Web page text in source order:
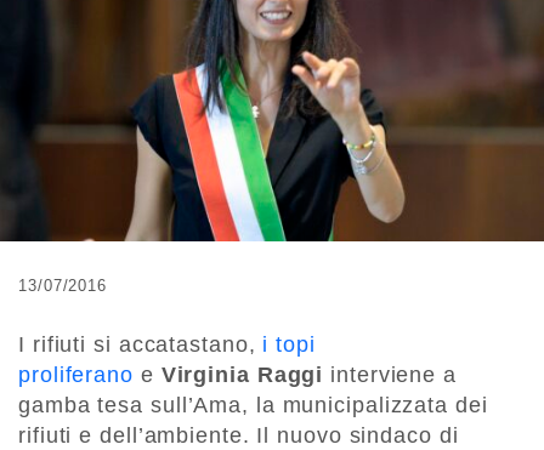
13/07/2016
I rifiuti si accatastano, i topi
proliferano e Virginia Raggi interviene a
gamba tesa sull’Ama, la municipalizzata dei
rifiuti e dell’ambiente. Il nuovo sindaco di